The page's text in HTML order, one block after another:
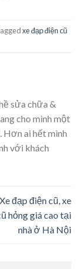
xe đạp điện cũ
sửa chữa &
cho mình một
Hơn ai hết mình
với khách
đạp điện cũ, xe
hỏng giá cao tại
nhà ở Hà Nội